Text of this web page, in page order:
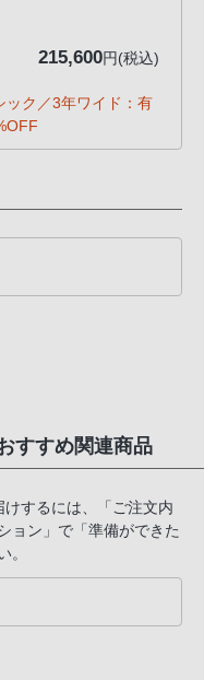
215,600円(税込)
ック／3年ワイド：有
すすめ関連商品
するには、「ご注文内
ョン」で「準備ができた
。